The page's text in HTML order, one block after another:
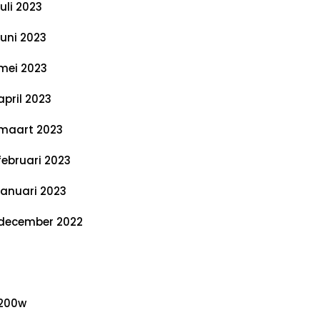
2023
2023
2023
2023
2023
2023
2023
2022